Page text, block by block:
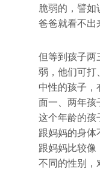
脆弱的，譬如
爸爸就看不出
但等到孩子两
弱，他们可打
中性的孩子，
面一、两年孩
这个年龄的孩
跟妈妈的身体
跟妈妈比较像
不同的性别，